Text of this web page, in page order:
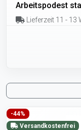
Arbeitspodest
Lieferzeit 11 - 13
-44%
Versandkostenfrei